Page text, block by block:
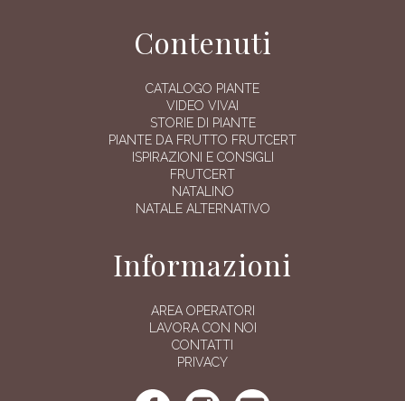
Contenuti
CATALOGO PIANTE
VIDEO VIVAI
STORIE DI PIANTE
PIANTE DA FRUTTO FRUTCERT
ISPIRAZIONI E CONSIGLI
FRUTCERT
NATALINO
NATALE ALTERNATIVO
Informazioni
AREA OPERATORI
LAVORA CON NOI
CONTATTI
PRIVACY